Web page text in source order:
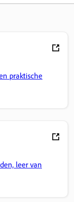
praktische
leer van